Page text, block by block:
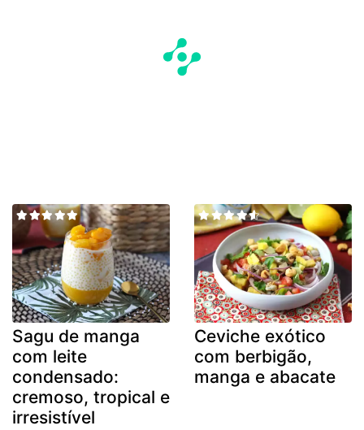
Sagu de manga
com leite
condensado:
cremoso, tropical e
irresistível
Ceviche exótico
com berbigão,
manga e abacate